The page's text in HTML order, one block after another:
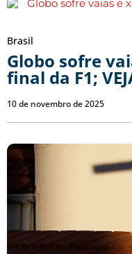
Brasil
Globo sofre
final da F1;
10 de novembro de 2025